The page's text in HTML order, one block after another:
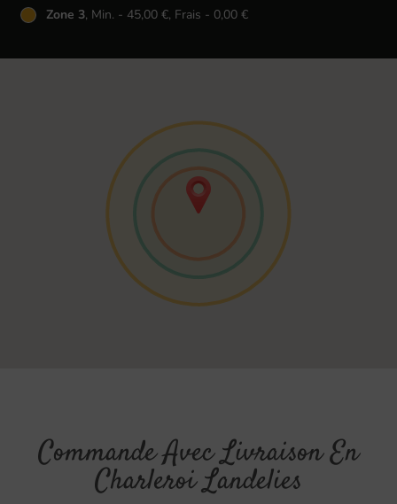
Zone 3, Min. - 45,00 €, Frais - 0,00 €
Commande Avec Livraison En
Charleroi Landelies